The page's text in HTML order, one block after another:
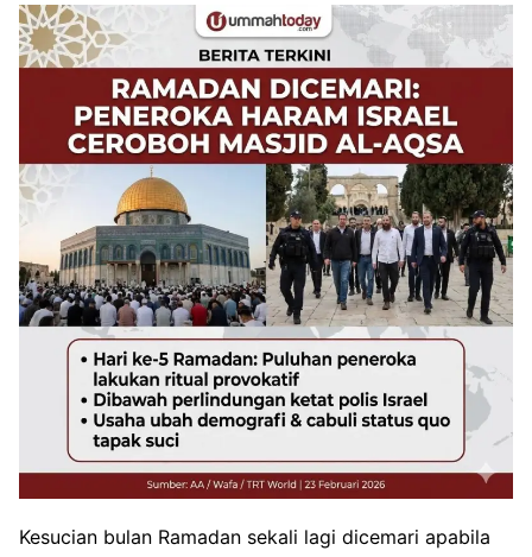
Kesucian bulan Ramadan sekali lagi dicemari apabila